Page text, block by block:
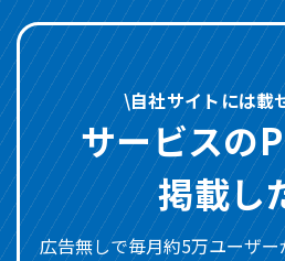
\自社サイトには載
サービスの
掲載し
広告無しで毎月約5万ユーザ